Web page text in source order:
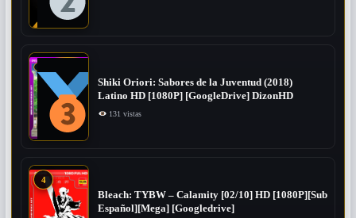
Shiki Oriori: Sabores de la Juventud (2018)
Latino HD [1080P] [GoogleDrive] DizonHD
131 vistas
4
Bleach: TYBW – Calamity [02/10] HD [1080P][Sub
Español][Mega] [Googledrive]